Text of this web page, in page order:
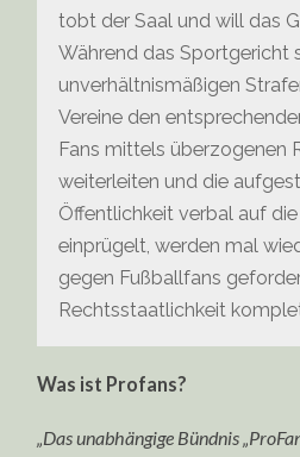
tobt der Saal und will das
Während das Sportgericht
unverhältnismäßigen
Vereine den
Fans mittels überzogenen
weiterleiten und die
Öffentlichkeit verbal auf
einprügelt, werden mal
gegen Fußballfans
Rechtsstaatlichkeit
Was ist Profans?
„Das unabhängige Bündnis